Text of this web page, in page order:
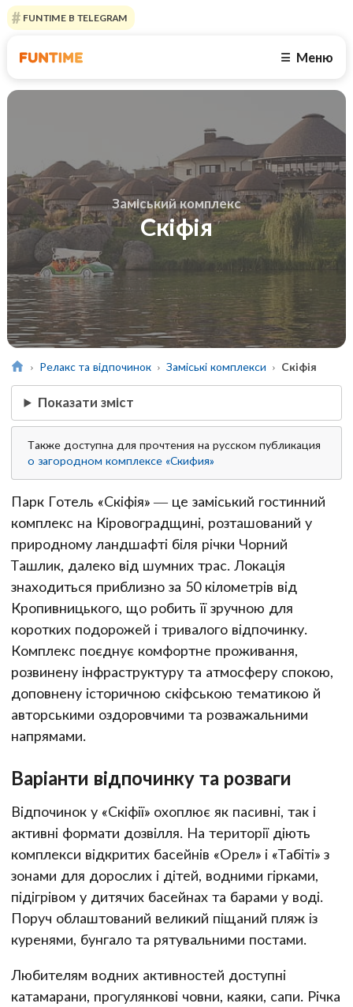
FUNTIME В TELEGRAM
☰ Меню
Заміський комплекс
Скіфія
Релакс та відпочинок Заміські комплекси Скіфія
Показати зміст
Также доступна для прочтения на русском публикация
о загородном комплексе «Скифия»
Парк Готель «Скіфія» — це заміський гостинний
комплекс на Кіровоградщині, розташований у
природному ландшафті біля річки Чорний
Ташлик, далеко від шумних трас. Локація
знаходиться приблизно за 50 кілометрів від
Кропивницького, що робить її зручною для
коротких подорожей і тривалого відпочинку.
Комплекс поєднує комфортне проживання,
розвинену інфраструктуру та атмосферу спокою,
доповнену історичною скіфською тематикою й
авторськими оздоровчими та розважальними
напрямами.
Варіанти відпочинку та розваги
Відпочинок у «Скіфії» охоплює як пасивні, так і
активні формати дозвілля. На території діють
комплекси відкритих басейнів «Орел» і «Табіті» з
зонами для дорослих і дітей, водними гірками,
підігрівом у дитячих басейнах та барами у воді.
Поруч облаштований великий піщаний пляж із
куренями, бунгало та рятувальними постами.
Любителям водних активностей доступні
катамарани, прогулянкові човни, каяки, сапи. Річка